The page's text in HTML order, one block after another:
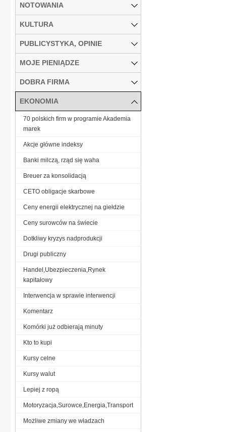
NOTOWANIA
KULTURA
PUBLICYSTYKA, OPINIE
MOJE PIENIĄDZE
DOBRA FIRMA
EKONOMIA
70 polskich firm w programie Akademia
marek
Akcje główne indeksy
Banki milczą, rząd się waha
Breuer za konsolidacją
CETO obligacje skarbowe
Ceny energii elektrycznej na giełdzie
Ceny surowców na świecie
Dotkliwy kryzys nadprodukcji
Drugi publiczny
Handel,Ubezpieczenia,Rynek
kapitałowy
Interwencja w sprawie interwencji
Komentarz
Komórki już odbierają minuty
Kto to kupi
Kursy celne
Kursy walut
Lepiej z ropą
Motoryzacja,Surowce,Energia,Transport
Możliwe zmiany we władzach